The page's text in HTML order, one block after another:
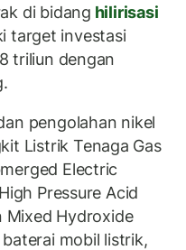
di bidang hilirisasi
target investasi
triliun dengan
pengolahan nikel
Listrik Tenaga Gas
Electric
Pressure Acid
Mixed Hydroxide
mobil listrik,